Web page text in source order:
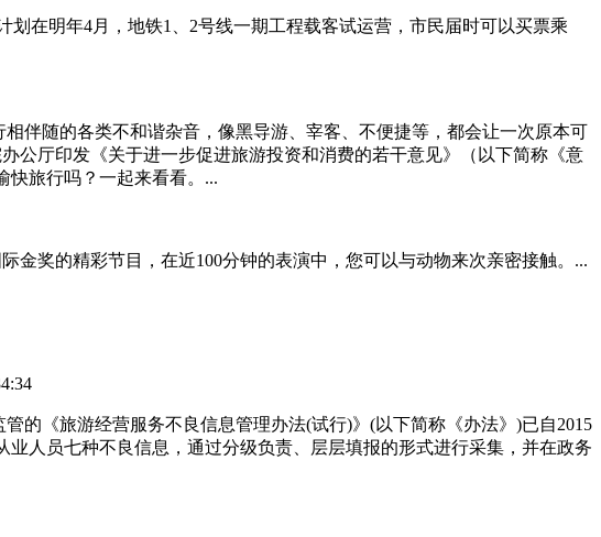
在明年4月，地铁1、2号线一期工程载客试运营，市民届时可以买票乘
伴随的各类不和谐杂音，像黑导游、宰客、不便捷等，都会让一次原本可
公厅印发《关于进一步促进旅游投资和消费的若干意见》（以下简称《意
快旅行吗？一起来看看。...
金奖的精彩节目，在近100分钟的表演中，您可以与动物来次亲密接触。...
的《旅游经营服务不良信息管理办法(试行)》(以下简称《办法》)已自2015
人员七种不良信息，通过分级负责、层层填报的形式进行采集，并在政务